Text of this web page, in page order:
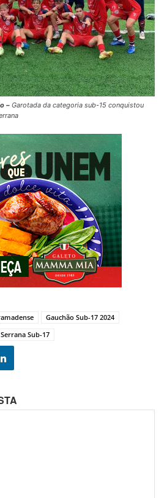
– Garotada da categoria sub-15 conquistou
Gauchão Sub-17 2024
Sub-17